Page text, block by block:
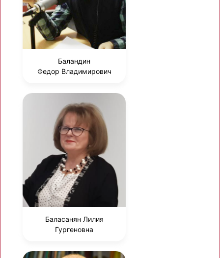
Баландин
Федор Владимирович
Баласанян Лилия
Гургеновна